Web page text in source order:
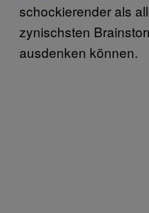
schockierender als
zynischsten
ausdenken können.